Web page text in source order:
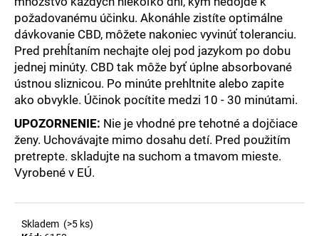
požadovanému účinku. Akonáhle zistíte optimálne
dávkovanie CBD, môžete nakoniec vyvinúť toleranciu.
Pred prehĺtaním nechajte olej pod jazykom po dobu
jednej minúty. CBD tak môže byť úplne absorbované
ústnou sliznicou. Po minúte prehltnite alebo zapite
ako obvykle. Účinok pocítite medzi 10 - 30 minútami.
UPOZORNENIE: Nie je vhodné pre tehotné a dojčiace
ženy. Uchovávajte mimo dosahu detí. Pred použitím
pretrepte. skladujte na suchom a tmavom mieste.
Vyrobené v EÚ.
Skladem (>5 ks)